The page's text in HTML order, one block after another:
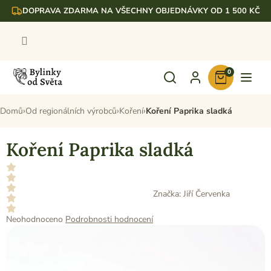
Přejít DOPRAVA ZDARMA NA VŠECHNY OBJEDNÁVKY OD 1 500 KČ
Nákupní
košík
0
Domů Od regionálních výrobců Koření Koření Paprika sladká
Koření Paprika sladká
Průměrné
Neohodnoceno Podrobnosti hodnocení
Značka: Jiří Červenka